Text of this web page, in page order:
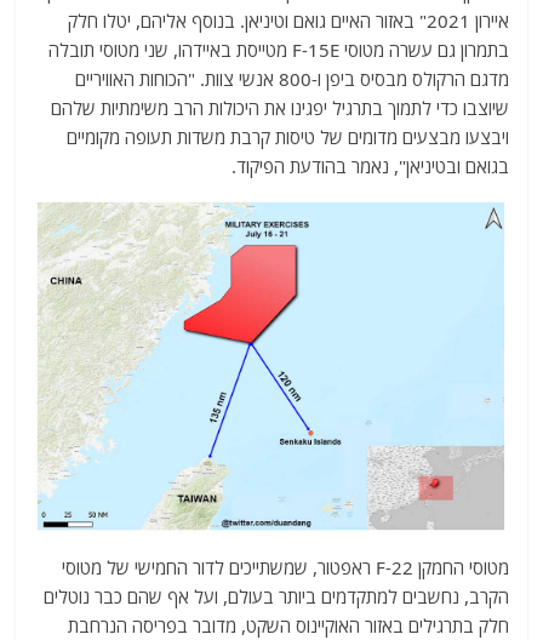
k
איירון 2021" באזור האיים גואם וטיניאן. בנוסף אליהם, יטלו חלק
בתמרון גם עשרה מטוסי F-15E מטייסת באיידהו, שני מטוסי תובלה
מדגם הרקולס מבסיס ביפן ו-800 אנשי צוות. "הכוחות האוויריים
שיוצבו כדי לתמוך בתרגיל יפגינו את היכולות הרב משימתיות שלהם
ויבצעו מבצעים מדומים של טיסות קרבת משדות תעופה מקומיים
בגואם ובטיניאן", נאמר בהודעת הפיקוד.
מטוסי החמקן F-22 ראפטור, שמשתייכים לדור החמישי של מטוסי
הקרב, נחשבים למתקדמים ביותר בעולם, ועל אף שהם כבר נוטלים
חלק בתרגילים באזור האוקיינוס השקט, מדובר בפריסה הנרחבת